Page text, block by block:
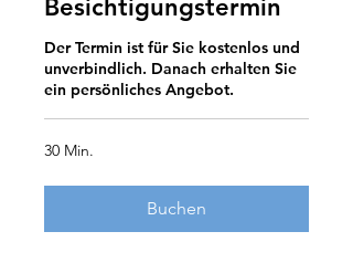
Besichtigungstermin
Der Termin ist für Sie kostenlos und
unverbindlich. Danach erhalten Sie
ein persönliches Angebot.
30 Min.
Buchen